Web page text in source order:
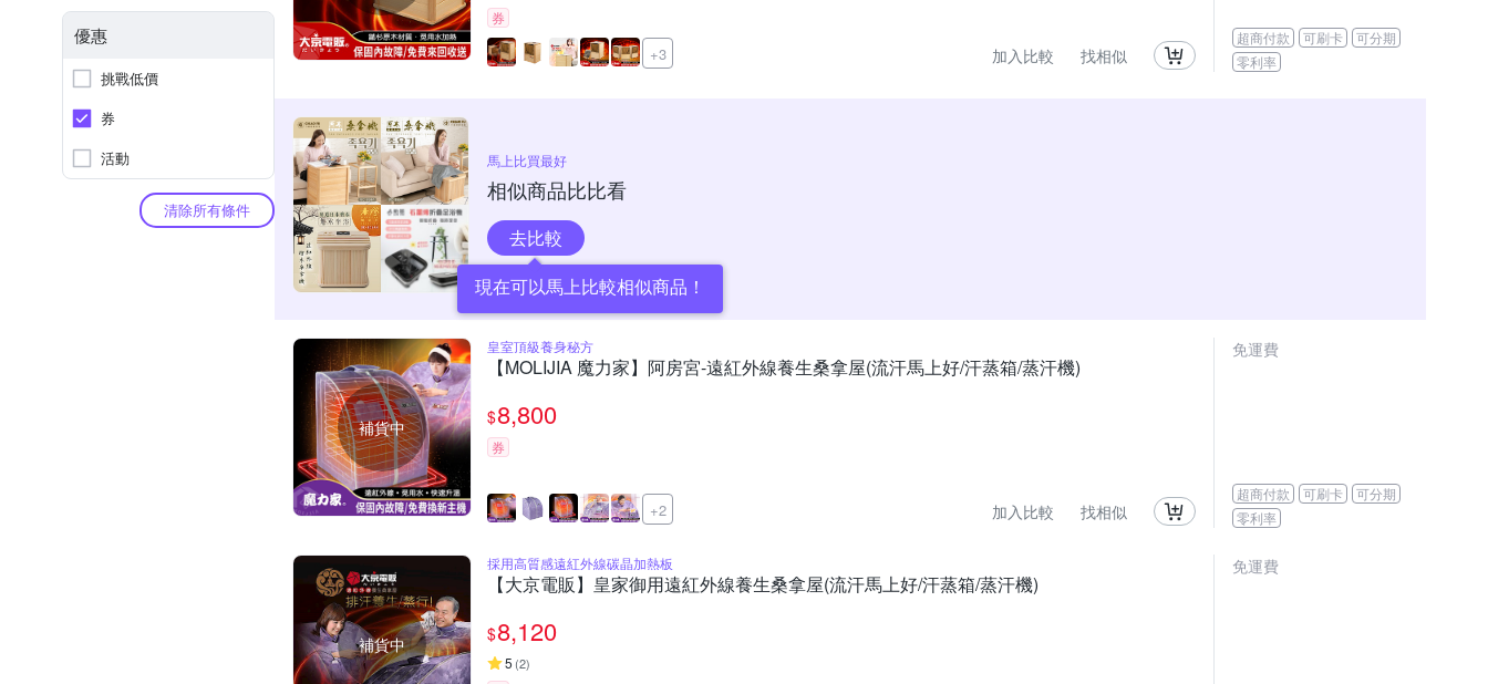
優惠
挑戰低價
券
活動
清除所有條件
券
+3 加入比較 找相似
超商付款 可刷卡
可分期
零利率
馬上比買最好
相似商品比比看
去比較
現在可以馬上比較相似商品！
補貨中
皇室頂級養身秘方
【MOLIJIA 魔力家】阿房宮-遠紅外線養生桑拿屋(流汗馬上好/汗蒸箱/蒸汗機)
$8,800
券
+2 加入比較 找相似
免運費
超商付款 可刷卡
可分期
零利率
補貨中
採用高質感遠紅外線碳晶加熱板
【大京電販】皇家御用遠紅外線養生桑拿屋(流汗馬上好/汗蒸箱/蒸汗機)
$8,120
5 (2)
免運費